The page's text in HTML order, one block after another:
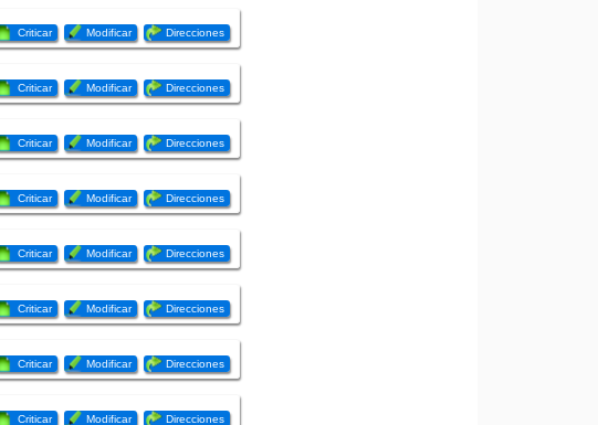
Criticar Modificar Direcciones
Criticar Modificar Direcciones
Criticar Modificar Direcciones
Criticar Modificar Direcciones
Criticar Modificar Direcciones
Criticar Modificar Direcciones
Criticar Modificar Direcciones
Criticar Modificar Direcciones